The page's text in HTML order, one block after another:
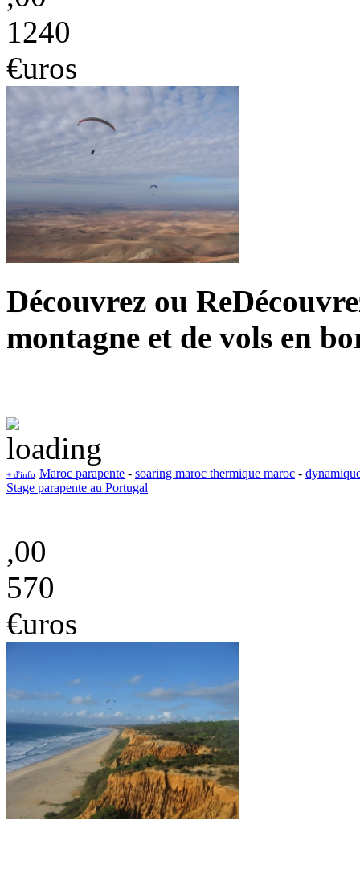
1240
€uros
Découvrez ou
montagne et de vols en
+ d'info Maroc parapente - soaring maroc thermique maroc -
Stage parapente au Portugal
,00
570
€uros